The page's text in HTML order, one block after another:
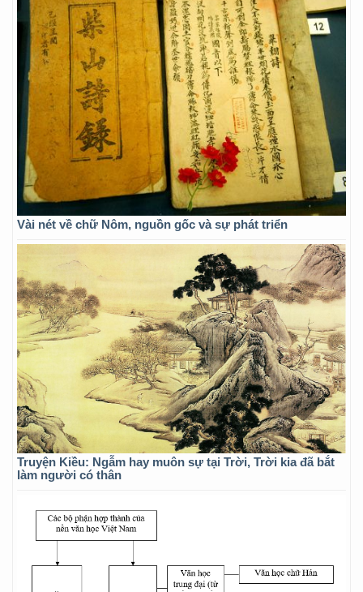
Vài nét về chữ Nôm, nguồn gốc và sự phát triển
Truyện Kiều: Ngẫm hay muôn sự tại Trời, Trời kia đã bắt
làm người có thân